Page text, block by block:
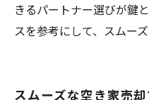
きるパートナー選びが鍵
スを参考にして、スムー
スムーズな空き家売